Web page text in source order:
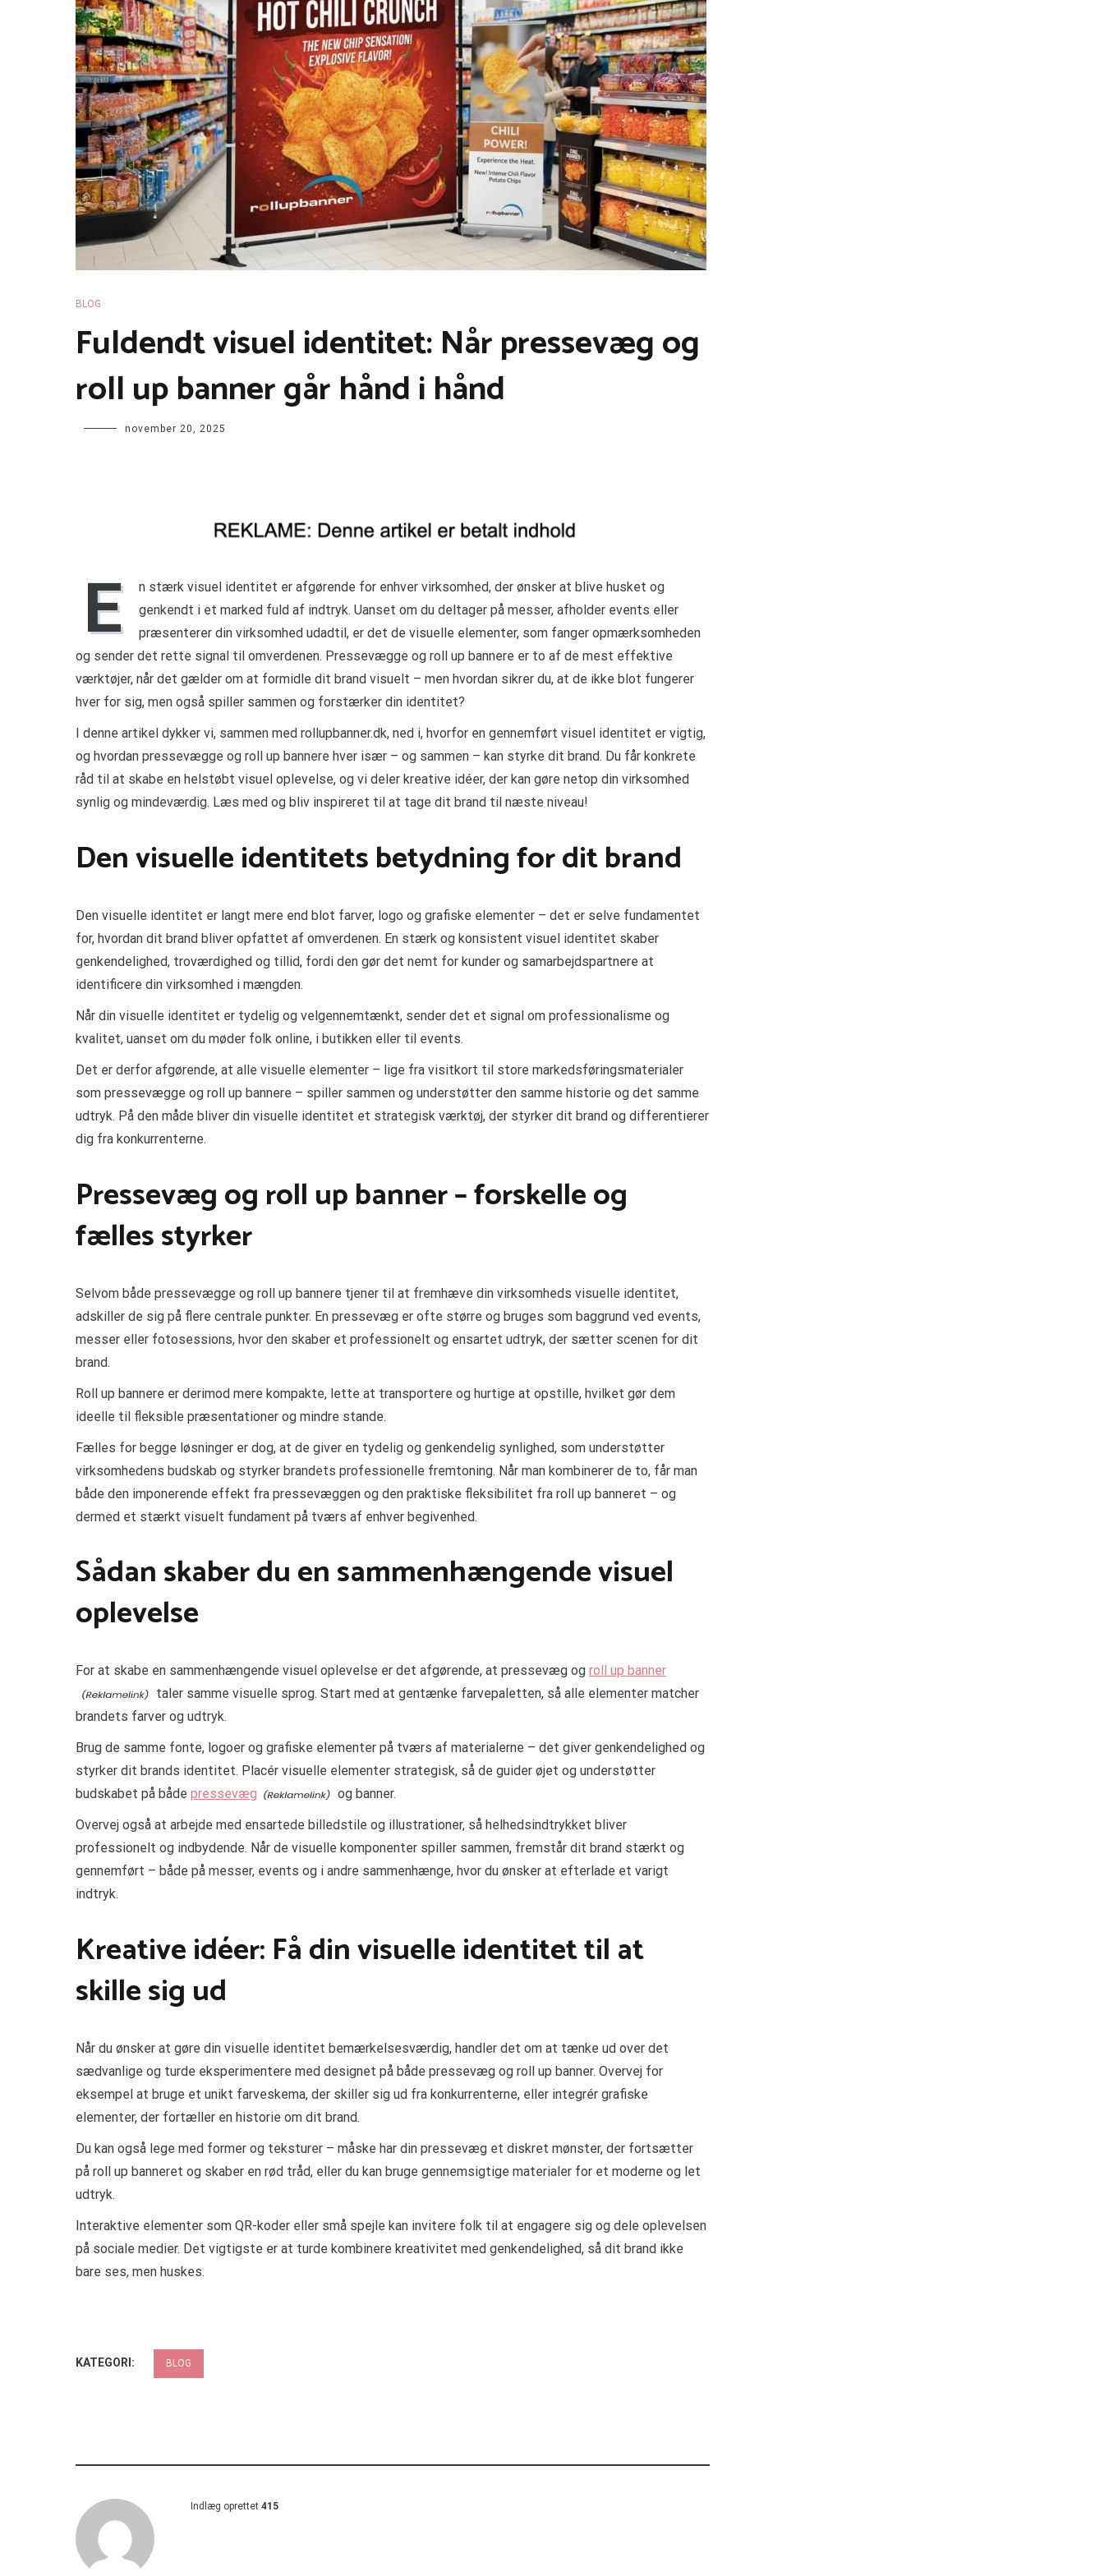
BLOG
Fuldendt visuel identitet: Når pressevæg og
roll up banner går hånd i hånd
november 20, 2025
E
n stærk visuel identitet er afgørende for enhver virksomhed, der ønsker at blive husket og
genkendt i et marked fuld af indtryk. Uanset om du deltager på messer, afholder events eller
præsenterer din virksomhed udadtil, er det de visuelle elementer, som fanger opmærksomheden
og sender det rette signal til omverdenen. Pressevægge og roll up bannere er to af de mest effektive
værktøjer, når det gælder om at formidle dit brand visuelt – men hvordan sikrer du, at de ikke blot fungerer
hver for sig, men også spiller sammen og forstærker din identitet?
I denne artikel dykker vi, sammen med rollupbanner.dk, ned i, hvorfor en gennemført visuel identitet er vigtig,
og hvordan pressevægge og roll up bannere hver især – og sammen – kan styrke dit brand. Du får konkrete
råd til at skabe en helstøbt visuel oplevelse, og vi deler kreative idéer, der kan gøre netop din virksomhed
synlig og mindeværdig. Læs med og bliv inspireret til at tage dit brand til næste niveau!
Den visuelle identitets betydning for dit brand
Den visuelle identitet er langt mere end blot farver, logo og grafiske elementer – det er selve fundamentet
for, hvordan dit brand bliver opfattet af omverdenen. En stærk og konsistent visuel identitet skaber
genkendelighed, troværdighed og tillid, fordi den gør det nemt for kunder og samarbejdspartnere at
identificere din virksomhed i mængden.
Når din visuelle identitet er tydelig og velgennemtænkt, sender det et signal om professionalisme og
kvalitet, uanset om du møder folk online, i butikken eller til events.
Det er derfor afgørende, at alle visuelle elementer – lige fra visitkort til store markedsføringsmaterialer
som pressevægge og roll up bannere – spiller sammen og understøtter den samme historie og det samme
udtryk. På den måde bliver din visuelle identitet et strategisk værktøj, der styrker dit brand og differentierer
dig fra konkurrenterne.
Pressevæg og roll up banner – forskelle og
fælles styrker
Selvom både pressevægge og roll up bannere tjener til at fremhæve din virksomheds visuelle identitet,
adskiller de sig på flere centrale punkter. En pressevæg er ofte større og bruges som baggrund ved events,
messer eller fotosessions, hvor den skaber et professionelt og ensartet udtryk, der sætter scenen for dit
brand.
Roll up bannere er derimod mere kompakte, lette at transportere og hurtige at opstille, hvilket gør dem
ideelle til fleksible præsentationer og mindre stande.
Fælles for begge løsninger er dog, at de giver en tydelig og genkendelig synlighed, som understøtter
virksomhedens budskab og styrker brandets professionelle fremtoning. Når man kombinerer de to, får man
både den imponerende effekt fra pressevæggen og den praktiske fleksibilitet fra roll up banneret – og
dermed et stærkt visuelt fundament på tværs af enhver begivenhed.
Sådan skaber du en sammenhængende visuel
oplevelse
For at skabe en sammenhængende visuel oplevelse er det afgørende, at pressevæg og roll up banner
taler samme visuelle sprog. Start med at gentænke farvepaletten, så alle elementer matcher
brandets farver og udtryk.
Brug de samme fonte, logoer og grafiske elementer på tværs af materialerne – det giver genkendelighed og
styrker dit brands identitet. Placér visuelle elementer strategisk, så de guider øjet og understøtter
budskabet på både pressevæg
og banner.
Overvej også at arbejde med ensartede billedstile og illustrationer, så helhedsindtrykket bliver
professionelt og indbydende. Når de visuelle komponenter spiller sammen, fremstår dit brand stærkt og
gennemført – både på messer, events og i andre sammenhænge, hvor du ønsker at efterlade et varigt
indtryk.
Kreative idéer: Få din visuelle identitet til at
skille sig ud
Når du ønsker at gøre din visuelle identitet bemærkelsesværdig, handler det om at tænke ud over det
sædvanlige og turde eksperimentere med designet på både pressevæg og roll up banner. Overvej for
eksempel at bruge et unikt farveskema, der skiller sig ud fra konkurrenterne, eller integrér grafiske
elementer, der fortæller en historie om dit brand.
Du kan også lege med former og teksturer – måske har din pressevæg et diskret mønster, der fortsætter
på roll up banneret og skaber en rød tråd, eller du kan bruge gennemsigtige materialer for et moderne og let
udtryk.
Interaktive elementer som QR-koder eller små spejle kan invitere folk til at engagere sig og dele oplevelsen
på sociale medier. Det vigtigste er at turde kombinere kreativitet med genkendelighed, så dit brand ikke
bare ses, men huskes.
KATEGORI: BLOG
Indlæg oprettet 415